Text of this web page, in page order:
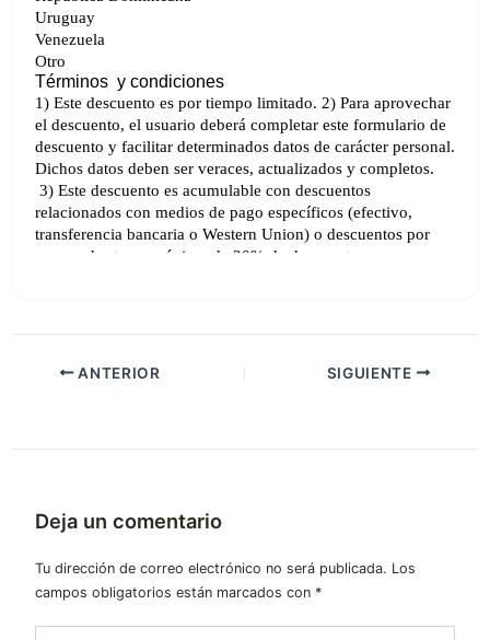
ANTERIOR SIGUIENTE
Deja un comentario
Tu dirección de correo electrónico no será publicada. Los
campos obligatorios están marcados con *